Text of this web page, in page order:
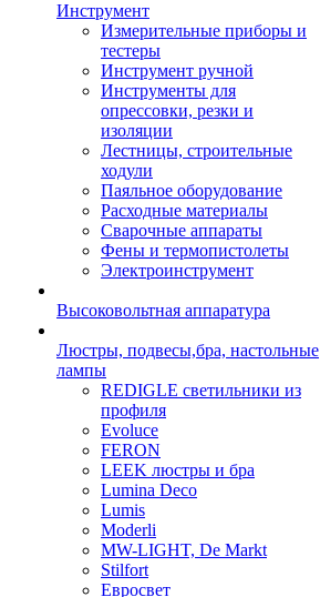
Инструмент
Измерительные приборы и
тестеры
Инструмент ручной
Инструменты для
опрессовки, резки и
изоляции
Лестницы, строительные
ходули
Паяльное оборудование
Расходные материалы
Сварочные аппараты
Фены и термопистолеты
Электроинструмент
Высоковольтная аппаратура
Люстры, подвесы,бра, настольные
лампы
REDIGLE светильники из
профиля
Evoluce
FERON
LEEK люстры и бра
Lumina Deco
Lumis
Moderli
MW-LIGHT, De Markt
Stilfort
Евросвет